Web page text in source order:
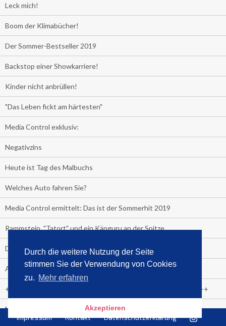
Durch die weitere Nutzung der Seite
stimmen Sie der Verwendung von Cookies
zu. Mehr erfahren
Akzeptieren
Leck mich!
Boom der Klimabücher!
Der Sommer-Bestseller 2019
Backstop einer Showkarriere!
Kinder nicht anbrüllen!
"Das Leben fickt am härtesten"
Media Control exklusiv:
Negativzins
Heute ist Tag des Malbuchs
Welches Auto fahren Sie?
Media Control ermittelt: Das ist der Sommerhit 2019
Rammstein, "Tatort" und ein Känguru an der Spitze
Die Promi-Bestseller 1. Halbjahr 2019
Alle Bestseller in der Übersicht
+++++ Media Control News +++++ Media Control News +++++
Media Control beruft Arnd von Conrady zum Leiter E-Commerce
Impressum Kontakt Datenschutzerklärung